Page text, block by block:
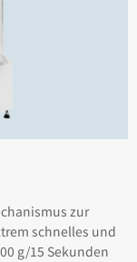
zur
schnelles und
g/15 Sekunden